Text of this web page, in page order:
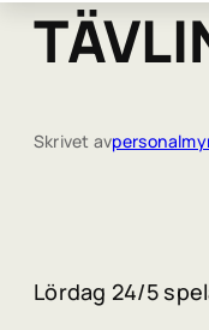
Skrivet av
Lördag 24/5